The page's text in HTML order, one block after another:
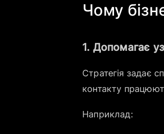
Чому
1. Допомагає
Стратегія задає
контакту
Наприклад: